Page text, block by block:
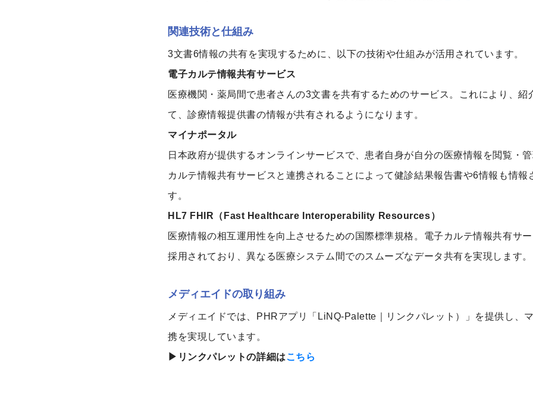
関連技術と仕組み
3文書6情報の共有を実現するために、以下の技術や仕組みが活用されています。
電子カルテ情報共有サービス
医療機関・薬局間で患者さんの3文書を共有するためのサービス。これにより、紹
て、診療情報提供書の情報が共有されるようになります。
マイナポータル
日本政府が提供するオンラインサービスで、患者自身が自分の医療情報を閲覧・
カルテ情報共有サービスと連携されることによって健診結果報告書や6情報も情報
す。
HL7 FHIR（Fast Healthcare Interoperability Resources）
医療情報の相互運用性を向上させるための国際標準規格。電子カルテ情報共有サ
採用されており、異なる医療システム間でのスムーズなデータ共有を実現します。
メディエイドの取り組み
メディエイドでは、PHRアプリ「LiNQ-Palette｜リンクパレット）」を提供し、
携を実現しています。
▶リンクパレットの詳細はこちら